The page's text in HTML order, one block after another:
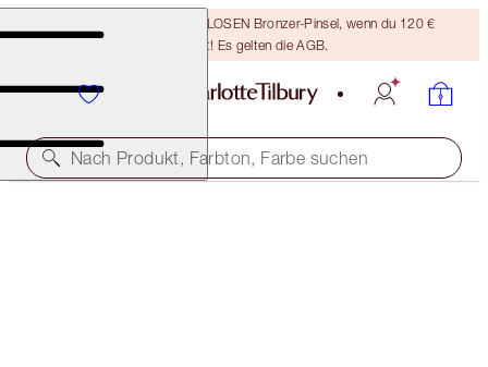
Sichere dir einen KOSTENLOSEN Bronzer-Pinsel, wenn du 120 €
ausgibst! Es gelten die AGB.
Nach Produkt, Farbton, Farbe suchen